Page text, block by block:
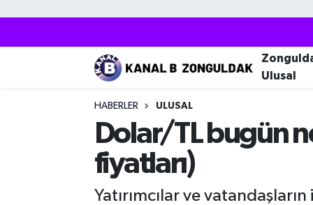
Ulusal
HABERLER ULUSAL
Dolar/TL bugün
fiyatları)
Yatırımcılar ve
Zonguldak Nöbetçi Eczaneler
Zonguldak Trafik Yoğunluk Haritası
Puan Durumu ve Fikstür
Tüm Manşetler